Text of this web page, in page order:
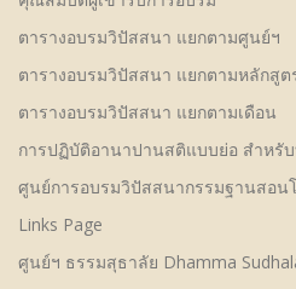
ตารางอบรมวิปัสสนา แยกตามศูนย์ฯ
ตารางอบรมวิปัสสนา แยกตามหลักสูต
ตารางอบรมวิปัสสนา แยกตามเดือน
การปฏิบัติอานาปานสติแบบย่อ สำหรั
ศูนย์การอบรมวิปัสสนากรรมฐานสอน
Links Page
ศูนย์ฯ ธรรมสุธาลัย Dhamma